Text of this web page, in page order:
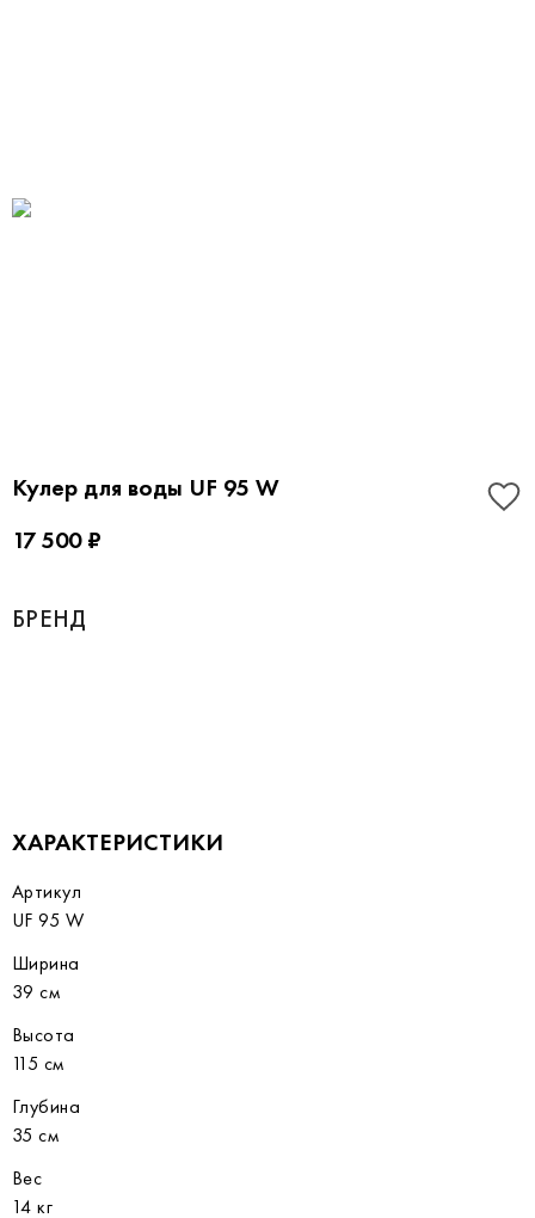
Кулер для воды UF 95 W
17 500 ₽
БРЕНД
ХАРАКТЕРИСТИКИ
Артикул
UF 95 W
Ширина
39 см
Высота
115 см
Глубина
35 см
Вес
14 кг